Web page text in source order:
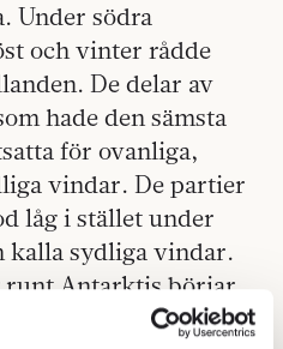
Under södra
och vinter rådde
De delar av
hade den sämsta
för ovanliga,
vindar. De partier
låg i stället under
kalla sydliga vindar.
runt Antarktis börjar
värden.